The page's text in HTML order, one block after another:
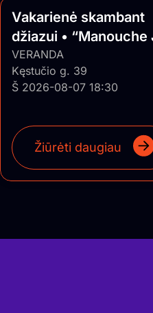
Vakarienė skambant
džiazui • “Manouche
trio”
VERANDA
Kęstučio g. 39
Š 2026-08-07 18:30
Žiūrėti daugiau